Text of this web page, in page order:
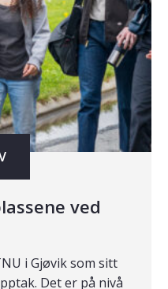
ved
i Gjøvik som sitt
Det er på nivå